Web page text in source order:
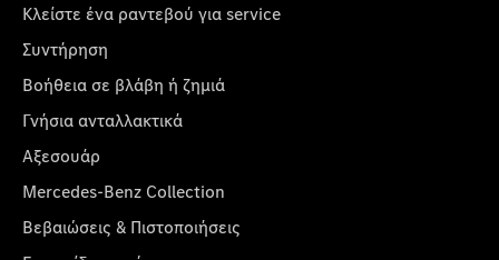
Κλείστε ένα ραντεβού για service
Συντήρηση
Βοήθεια σε βλάβη ή ζημιά
Γνήσια ανταλλακτικά
Αξεσουάρ
Mercedes-Benz Collection
Βεβαιώσεις & Πιστοποιήσεις